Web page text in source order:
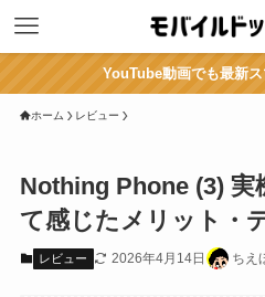
YouTube動画でも最新ス
ホーム レビュー
Nothing Phone (3) 実
て感じたメリット・
レビュー 2026年4月14日 ちえ